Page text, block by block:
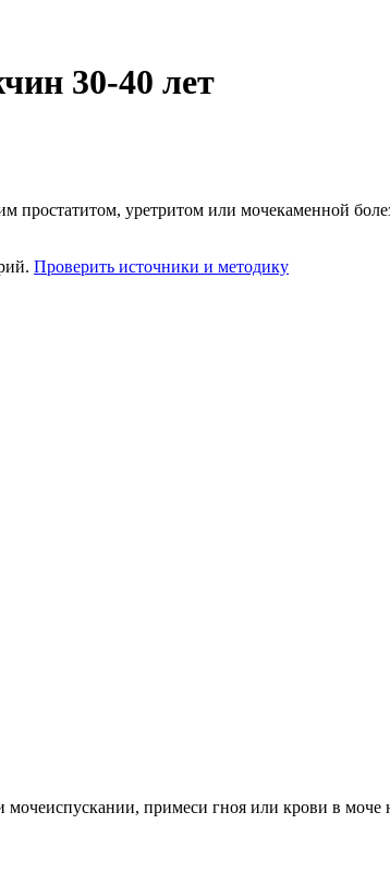
30-40 лет
простатитом, уретритом или мочекаменной
Проверить источники и методику
примеси гноя или крови в моче